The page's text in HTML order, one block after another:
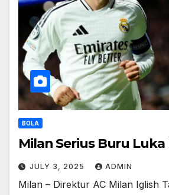
BOLA
Milan Serius Buru
JULY 3, 2025 ADMIN
Milan – Direktur AC Milan Iglish